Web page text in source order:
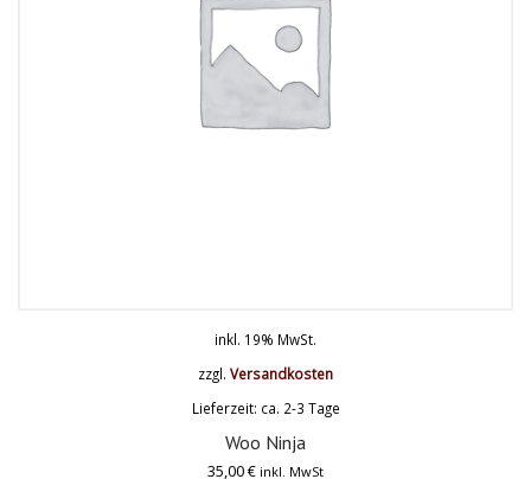
inkl. 19% MwSt.
zzgl. Versandkosten
Lieferzeit: ca. 2-3 Tage
Woo Ninja
35,00€ inkl. MwSt